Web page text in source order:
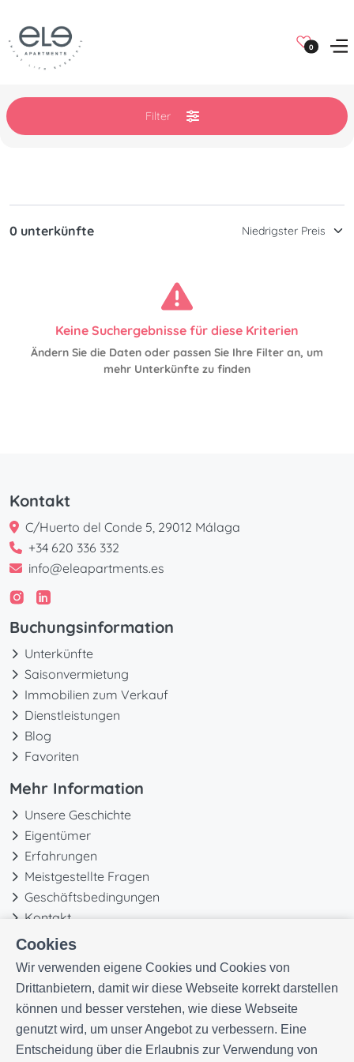
0
Cookies
Wir verwenden eigene Cookies und Cookies von
Drittanbietern, damit wir diese Webseite korrekt darstellen
können und besser verstehen, wie diese Webseite
genutzt wird, um unser Angebot zu verbessern. Eine
Entscheidung über die Erlaubnis zur Verwendung von
Filter
0 unterkünfte
Keine Suchergebnisse für diese Kriterien
Ändern Sie die Daten oder passen Sie Ihre Filter an, um
mehr Unterkünfte zu finden
Kontakt
C/Huerto del Conde 5, 29012 Málaga
+34 620 336 332
info@eleapartments.es
Buchungsinformation
Unterkünfte
Saisonvermietung
Immobilien zum Verkauf
Dienstleistungen
Blog
Favoriten
Mehr Information
Unsere Geschichte
Eigentümer
Erfahrungen
Meistgestellte Fragen
Geschäftsbedingungen
Kontakt